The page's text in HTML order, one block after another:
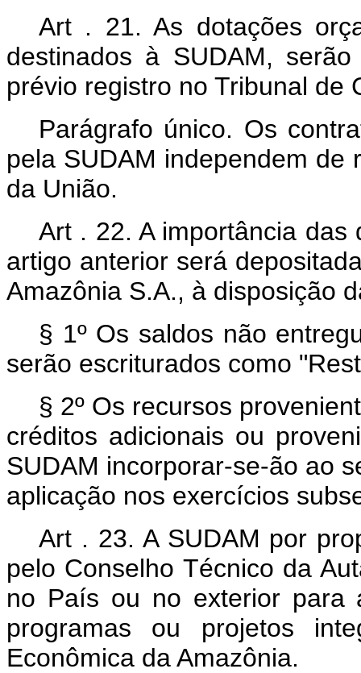
Art . 21. As dotações
destinados à SUDAM,
prévio registro no Tribunal de
Parágrafo único. Os
pela SUDAM independem de
da União.
Art . 22. A importância das
artigo anterior será
Amazônia S.A., à disposição
§ 1º Os saldos não
serão escriturados como
§ 2º Os recursos
créditos adicionais ou
SUDAM incorporar-se-ão ao
aplicação nos exercícios
Art . 23. A SUDAM por
pelo Conselho Técnico da
no País ou no exterior para
programas ou projetos
Econômica da Amazônia.